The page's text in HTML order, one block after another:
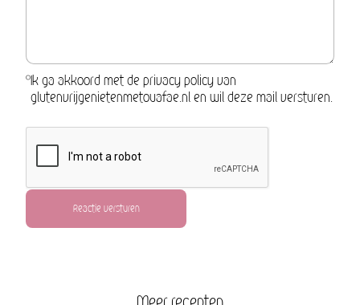
Ik ga akkoord met de privacy policy van
glutenvrijgenietenmetouafae.nl en wil deze mail versturen.
Reactie versturen